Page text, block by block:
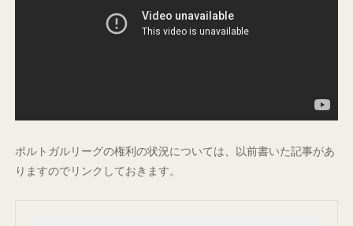
ポルトガルリーグの権利の状況については、以前書いた記事があ
りますのでリンクしておきます。